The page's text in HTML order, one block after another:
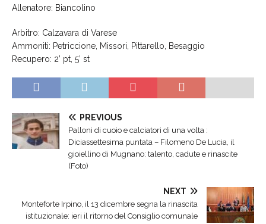
Allenatore: Biancolino
Arbitro: Calzavara di Varese
Ammoniti: Petriccione, Missori, Pittarello, Besaggio
Recupero: 2’ pt, 5’ st
PREVIOUS
Palloni di cuoio e calciatori di una volta :
Diciassettesima puntata – Filomeno De Lucia, il
gioiellino di Mugnano: talento, cadute e rinascite
(Foto)
NEXT
Monteforte Irpino, il 13 dicembre segna la rinascita
istituzionale: ieri il ritorno del Consiglio comunale